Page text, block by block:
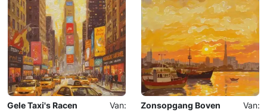
Gele Taxi's Racen
Van:
Zonsopgang Boven
Van: